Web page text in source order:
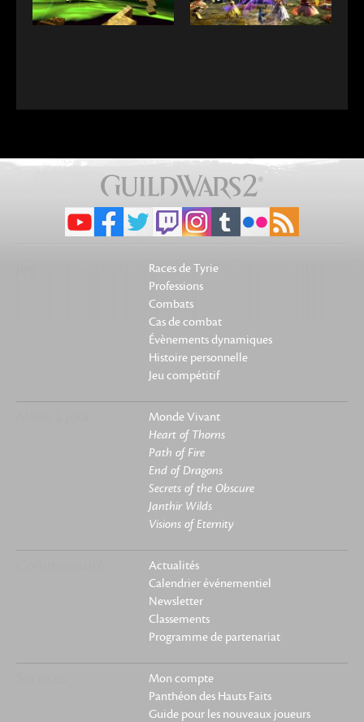
Races de Tyrie
Professions
Combats
Cas de combat
Évènements dynamiques
Histoire personnelle
Jeu compétitif
Monde Vivant
Heart of Thorns
Path of Fire
End of Dragons
Secrets of the Obscure
Janthir Wilds
Visions of Eternity
Actualités
Calendrier événementiel
Newsletter
Classements
Programme de partenariat
Mon compte
Panthéon des Hauts Faits
Guide pour les nouveaux joueurs